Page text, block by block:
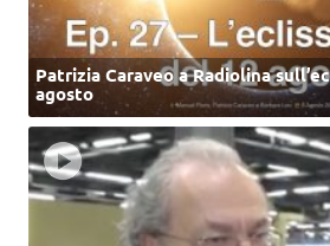
Patrizia Caraveo a Radiolina
agosto